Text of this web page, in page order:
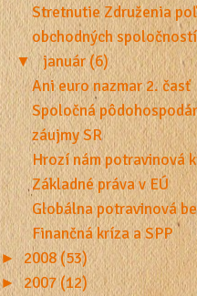
Stretnutie Združenia
obchodných spoločností
▼
január (6)
Ani euro nazmar 2. časť
Spoločná
záujmy SR
Hrozí nám potravinová
Základné práva v EÚ
Globálna potravinová
Finančná kríza a SPP
► 2008 (53)
► 2007 (12)